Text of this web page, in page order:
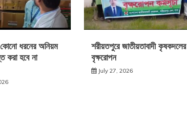
কোনো ধরনের অনিয়ম
করা হবে না
শরীয়তপুরে জাতীয়তাবাদী কৃষকদলের
বৃক্ষরোপন
July 27, 2026